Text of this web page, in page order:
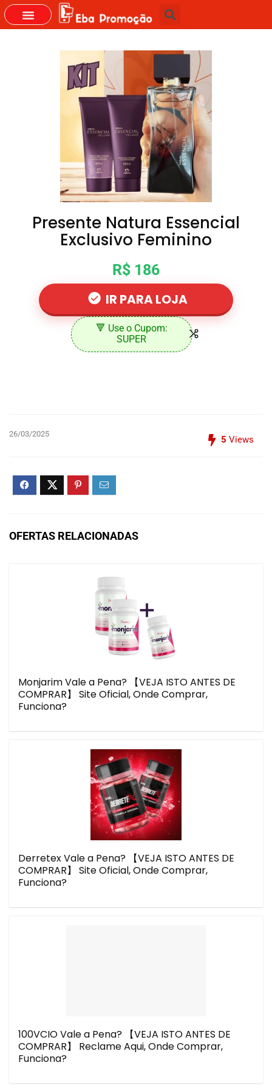
Presente Natura Essencial
Exclusivo Feminino
R$ 186
IR PARA LOJA
🔻 Use o Cupom:
SUPER
26/03/2025
5 Views
OFERTAS RELACIONADAS
Monjarim Vale a Pena? 【VEJA ISTO ANTES DE
COMPRAR】 Site Oficial, Onde Comprar,
Funciona?
Derretex Vale a Pena? 【VEJA ISTO ANTES DE
COMPRAR】 Site Oficial, Onde Comprar,
Funciona?
100VCIO Vale a Pena? 【VEJA ISTO ANTES DE
COMPRAR】 Reclame Aqui, Onde Comprar,
Funciona?